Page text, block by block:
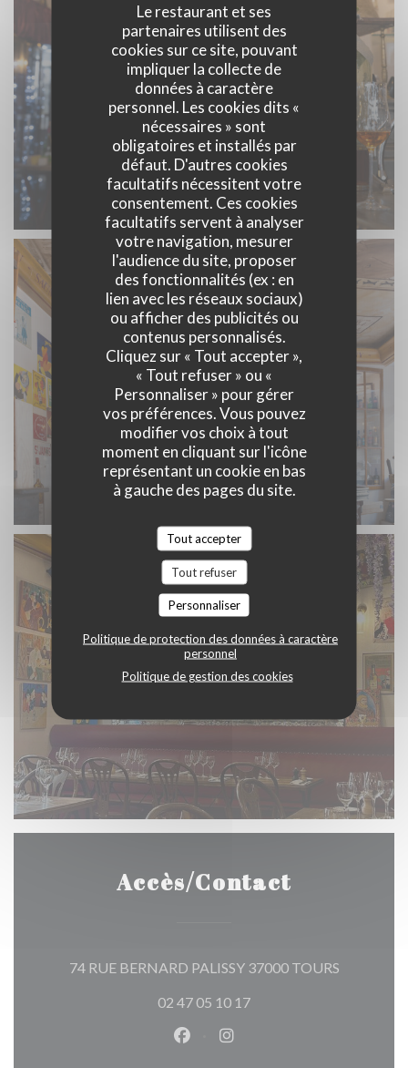
Le restaurant et ses
partenaires utilisent des
cookies sur ce site, pouvant
impliquer la collecte de
données à caractère
personnel. Les cookies dits «
nécessaires » sont
obligatoires et installés par
défaut. D'autres cookies
facultatifs nécessitent votre
consentement. Ces cookies
facultatifs servent à analyser
votre navigation, mesurer
l'audience du site, proposer
des fonctionnalités (ex : en
lien avec les réseaux sociaux)
ou afficher des publicités ou
contenus personnalisés.
Cliquez sur « Tout accepter »,
« Tout refuser » ou «
Personnaliser » pour gérer
vos préférences. Vous pouvez
modifier vos choix à tout
moment en cliquant sur l'icône
représentant un cookie en bas
à gauche des pages du site.
Tout accepter
Tout refuser
Personnaliser
Politique de protection des données à caractère
personnel
Politique de gestion des cookies
Accès/Contact
74 RUE BERNARD PALISSY 37000 TOURS((ouvre
02 47 05 10 17
Facebook ((ouvre une
Instagram ((ouvre une